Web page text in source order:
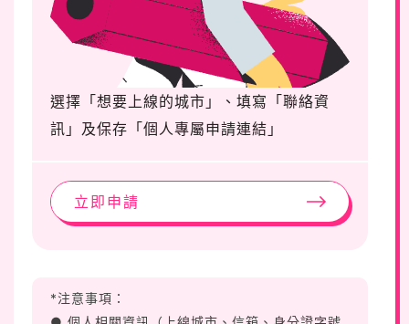
選擇「想要上線的城市」、填寫「聯絡資
訊」及保存「個人專屬申請連結」
立即申請
*注意事項：